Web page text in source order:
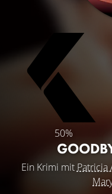
50%
Ein Krimi mit Patricia